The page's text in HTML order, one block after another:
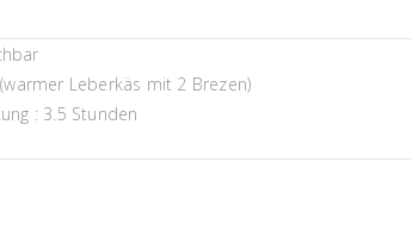
Leberkäs mit 2 Brezen)
: 3.5 Stunden